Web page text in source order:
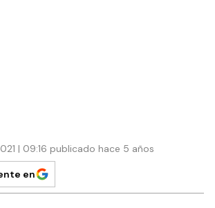
| 09:16 publicado hace 5 años
en